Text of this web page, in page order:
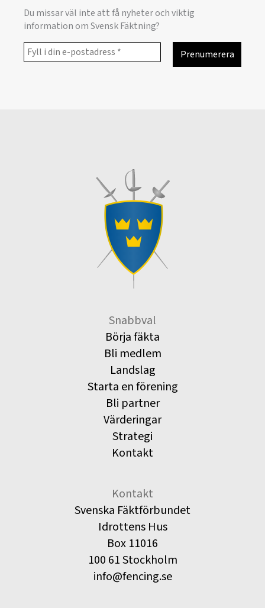
Du missar väl inte att få nyheter och viktig
information om Svensk Fäktning?
Snabbval
Börja fäkta
Bli medlem
Landslag
Starta en förening
Bli partner
Värderingar
Strategi
Kontakt
Kontakt
Svenska Fäktförbundet
Idrottens Hus
Box 11016
100 61 Stockholm
info@fencing.se